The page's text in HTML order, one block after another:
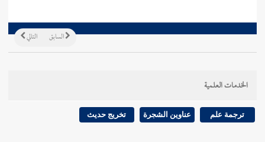
التالي السابق
الخدمات العلمية
ترجمة علم عناوين الشجرة تخريج حديث